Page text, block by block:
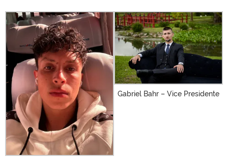
Gabriel Bahr – Vice Presidente